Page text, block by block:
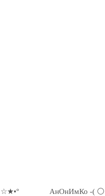
АнОнИмКо -(